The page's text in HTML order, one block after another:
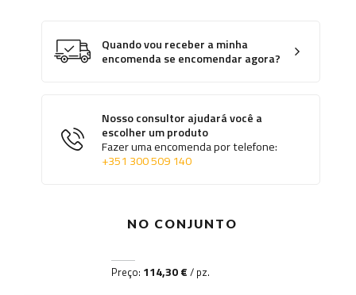
Quando vou receber a minha
encomenda se encomendar agora?
Nosso consultor ajudará você a
escolher um produto
Fazer uma encomenda por telefone:
+351 300 509 140
NO CONJUNTO
Preço: 114,30 € / pz.